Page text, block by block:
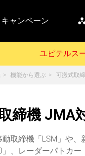
キャンペーン
知機
開催
【告知
ゼント
探知機を探す ゴ
を
ユピテルス
機能から選ぶ 可搬式取
締機 JMA
動取締機「LSM」や
、レーダーパトカ